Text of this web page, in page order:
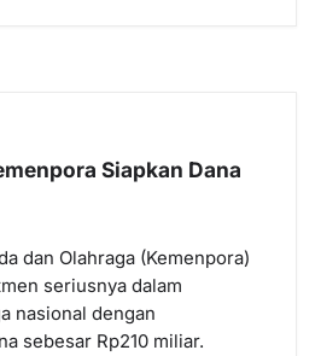
Siapkan Dana
dan Olahraga (Kemenpora)
seriusnya dalam
nasional dengan
sebesar Rp210 miliar.